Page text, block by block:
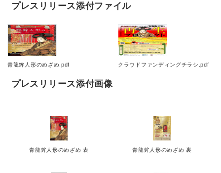
プレスリリース添付ファイル
青龍鉾人形のめざめ.pdf クラウドファンディングチラシ.pdf
プレスリリース添付画像
青龍鉾人形のめざめ 表 青龍鉾人形のめざめ 裏